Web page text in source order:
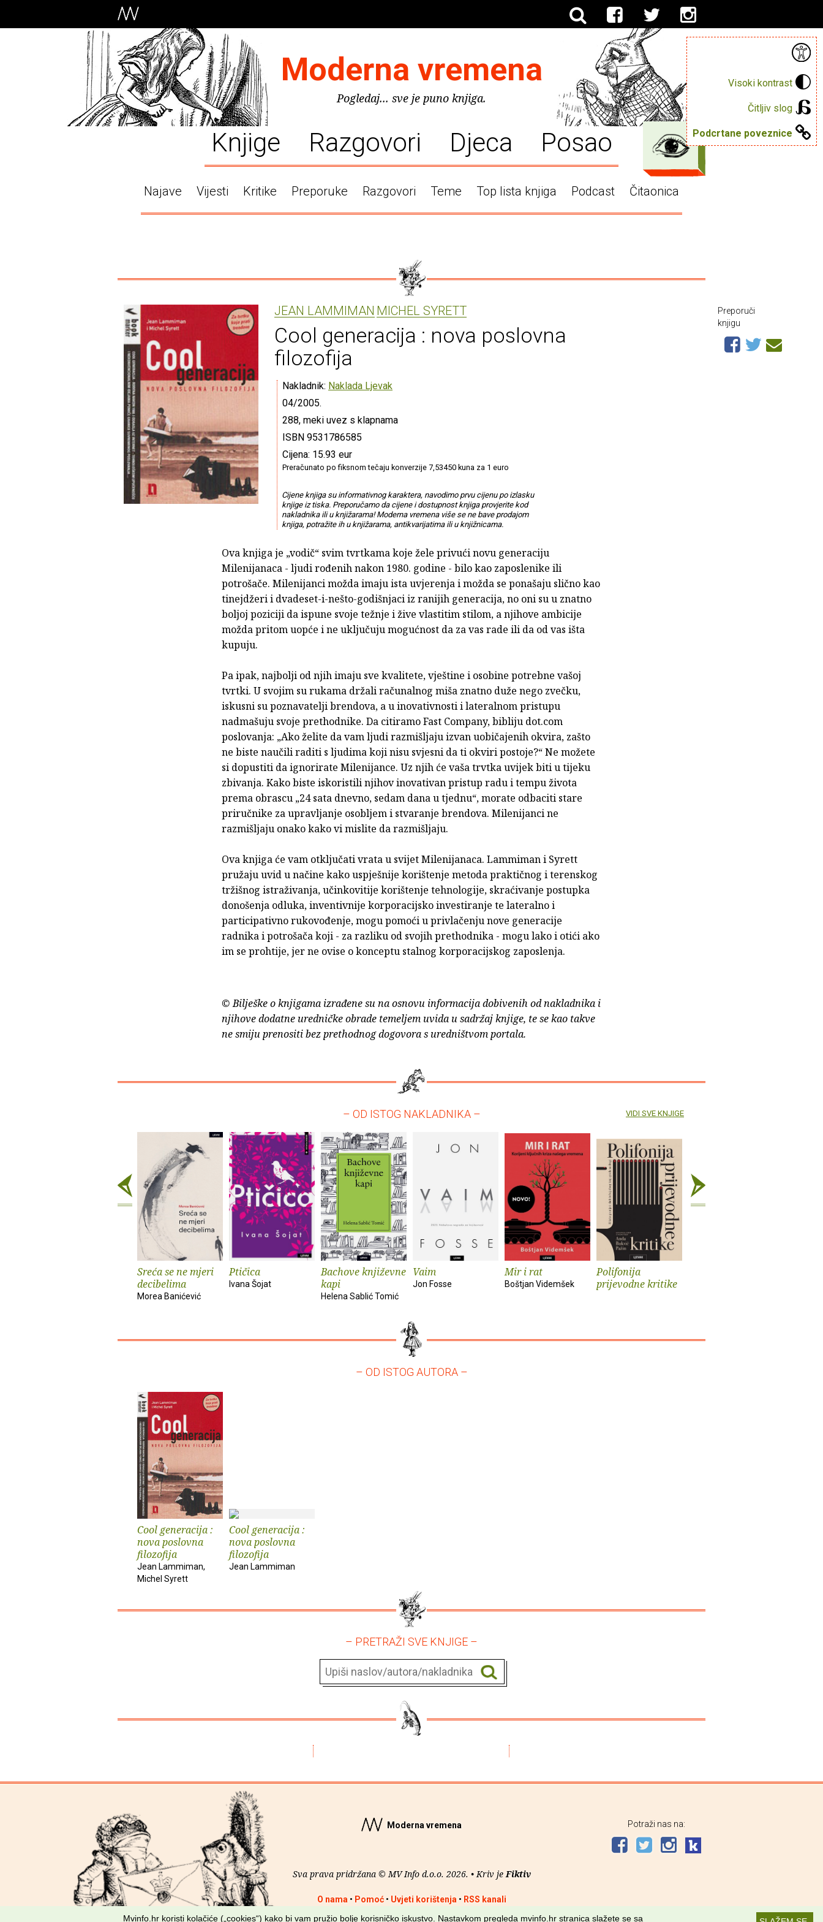
Visoki kontrast
Čitljiv slog
Podcrtane poveznice
Moderna vremena
Pogledaj... sve je puno knjiga.
Knjige Razgovori Djeca Posao
Najave Vijesti Kritike Preporuke Razgovori Teme Top lista knjiga Podcast Čitaonica
JEAN LAMMIMAN MICHEL SYRETT
Cool generacija : nova poslovna
filozofija
Nakladnik: Naklada Ljevak
04/2005.
288, meki uvez s klapnama
ISBN 9531786585
Cijena: 15.93 eur
Preračunato po fiksnom tečaju konverzije 7,53450 kuna za 1 euro
Cijene knjiga su informativnog karaktera, navodimo prvu cijenu po izlasku
knjige iz tiska. Preporučamo da cijene i dostupnost knjiga provjerite kod
nakladnika ili u knjižarama! Moderna vremena više se ne bave prodajom
knjiga, potražite ih u knjižarama, antikvarijatima ili u knjižnicama.
Ova knjiga je „vodič“ svim tvrtkama koje žele privući novu generaciju
Milenijanaca - ljudi rođenih nakon 1980. godine - bilo kao zaposlenike ili
potrošače. Milenijanci možda imaju ista uvjerenja i možda se ponašaju slično kao
tinejdžeri i dvadeset-i-nešto-godišnjaci iz ranijih generacija, no oni su u znatno
boljoj poziciji da ispune svoje težnje i žive vlastitim stilom, a njihove ambicije
možda pritom uopće i ne uključuju mogućnost da za vas rade ili da od vas išta
kupuju.
Pa ipak, najbolji od njih imaju sve kvalitete, vještine i osobine potrebne vašoj
tvrtki. U svojim su rukama držali računalnog miša znatno duže nego zvečku,
iskusni su poznavatelji brendova, a u inovativnosti i lateralnom pristupu
nadmašuju svoje prethodnike. Da citiramo Fast Company, bibliju dot.com
poslovanja: „Ako želite da vam ljudi razmišljaju izvan uobičajenih okvira, zašto
ne biste naučili raditi s ljudima koji nisu svjesni da ti okviri postoje?“ Ne možete
si dopustiti da ignorirate Milenijance. Uz njih će vaša trvtka uvijek biti u tijeku
zbivanja. Kako biste iskoristili njihov inovativan pristup radu i tempu života
prema obrascu „24 sata dnevno, sedam dana u tjednu“, morate odbaciti stare
priručnike za upravljanje osobljem i stvaranje brendova. Milenijanci ne
razmišljaju onako kako vi mislite da razmišljaju.
Ova knjiga će vam otključati vrata u svijet Milenijanaca. Lammiman i Syrett
pružaju uvid u načine kako uspješnije korištenje metoda praktičnog i terenskog
tržišnog istraživanja, učinkovitije korištenje tehnologije, skraćivanje postupka
donošenja odluka, inventivnije korporacijsko investiranje te lateralno i
participativno rukovođenje, mogu pomoći u privlačenju nove generacije
radnika i potrošača koji - za razliku od svojih prethodnika - mogu lako i otići ako
im se prohtije, jer ne ovise o konceptu stalnog korporacijskog zaposlenja.
© Bilješke o knjigama izrađene su na osnovu informacija dobivenih od nakladnika i
njihove dodatne uredničke obrade temeljem uvida u sadržaj knjige, te se kao takve
ne smiju prenositi bez prethodnog dogovora s uredništvom portala.
Preporuči
knjigu
– OD ISTOG NAKLADNIKA –
Sreća se ne mjeri
decibelima
Morea Banićević
Ptičica
Ivana Šojat
Bachove književne
kapi
Helena Sablić Tomić
Vaim
Jon Fosse
Mir i rat
Boštjan Videmšek
Polifonija
prijevodne kritike
VIDI SVE KNJIGE
– OD ISTOG AUTORA –
Cool generacija :
nova poslovna
filozofija
Jean Lammiman,
Michel Syrett
Cool generacija :
nova poslovna
filozofija
Jean Lammiman
– PRETRAŽI SVE KNJIGE –
Moderna vremena
Sva prava pridržana © MV Info d.o.o. 2026. • Kriv je Fiktiv
O nama • Pomoć• Uvjeti korištenja • RSS kanali
Potraži nas na:
Mvinfo.hr koristi kolačiće („cookies“) kako bi vam pružio bolje korisničko iskustvo. Nastavkom pregleda mvinfo.hr stranica slažete se sa